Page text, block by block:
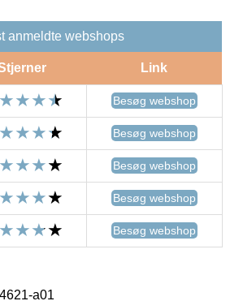
anmeldte webshops
Link
Besøg webshop
Besøg webshop
Besøg webshop
Besøg webshop
Besøg webshop
a01